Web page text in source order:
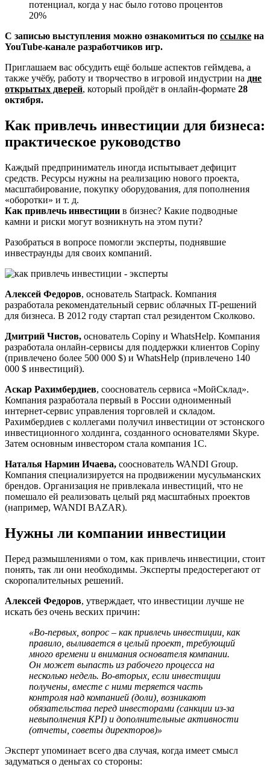
потенциал, когда у нас было готово процентов
20%
С записью выступления можно ознакомиться по ссылке на
YouTube-канале разработчиков игр.
Приглашаем вас обсудить ещё больше аспектов геймдева, а
также учёбу, работу и творчество в игровой индустрии на дне
открытых дверей, который пройдёт в онлайн-формате 28
октября.
Как привлечь инвестиции для бизнеса:
практическое руководство
Каждый предприниматель иногда испытывает дефицит
средств. Ресурсы нужны на реализацию нового проекта,
масштабирование, покупку оборудования, для пополнения
«оборотки» и т. д.
Как привлечь инвестиции в бизнес? Какие подводные
камни и риски могут возникнуть на этом пути?
Разобраться в вопросе помогли эксперты, поднявшие
инвестраунды для своих компаний.
Алексей Федоров, основатель Startpack. Компания
разработала рекомендательный сервис облачных IT-решений
для бизнеса. В 2012 году стартап стал резидентом Сколково.
Дмитрий Чистов, основатель Copiny и WhatsHelp. Компания
разработала онлайн-сервисы для поддержки клиентов Copiny
(привлечено более 500 000 $) и WhatsHelp (привлечено 140
000 $ инвестиций).
Аскар Рахимбердиев, сооснователь сервиса «МойСклад».
Компания разработала первый в России одноименный
интернет-сервис управления торговлей и складом.
Рахимбердиев с коллегами получил инвестиции от эстонского
инвестиционного холдинга, созданного основателями Skype.
Затем основным инвестором стала компания 1С.
Наталья Нармин Ичаева, сооснователь WANDI Group.
Компания специализируется на продвижении мусульманских
брендов. Организация не привлекала инвестиций, что не
помешало ей реализовать целый ряд масштабных проектов
(например, WANDI BAZAR).
Нужны ли компании инвестиции
Перед размышлениями о том, как привлечь инвестиции, стоит
понять, так ли они необходимы. Эксперты предостерегают от
скоропалительных решений.
Алексей Федоров, утверждает, что инвестиции лучше не
искать без очень веских причин:
«Во-первых, вопрос – как привлечь инвестиции, как
правило, выливается в целый проект, требующий
много времени и внимания основателя компании.
Он может выпасть из рабочего процесса на
несколько недель. Во-вторых, если инвестиции
получены, вместе с ними теряется часть
контроля над компанией (доли), возникают
обязательства перед инвесторами (санкции из-за
невыполнения KPI) и дополнительные активности
(отчеты, советы директоров)»
Эксперт упоминает всего два случая, когда имеет смысл
задуматься о деньгах со стороны: